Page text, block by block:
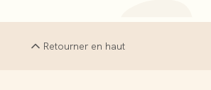
Retourner en haut